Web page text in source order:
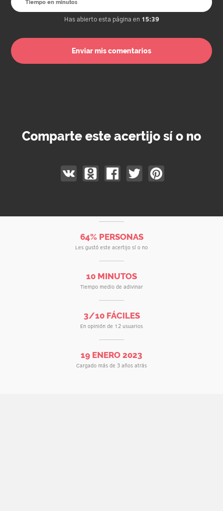
Has abierto esta página en 15:39
Comparte este acertijo sí o no
64% PERSONAS
Les gustó este acertijo sí o no
10 MINUTOS
Tiempo medio de adivinar
3/10 FÁCILES
En opinión de 12 usuarios
19 ENERO 2023
Cargado más de 3 años atrás